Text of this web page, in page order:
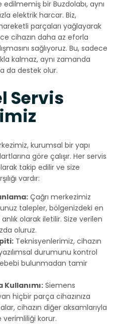
bir Buzdolabı, aynı
elektrik harcar. Biz,
parçaları yağlayarak
cihazın daha az eforla
sağlıyoruz. Bu, sadece
kalmaz, aynı zamanda
da destek olur.
Servis
kurumsal bir yapı
göre çalışır. Her servis
takip edilir ve size
vardır:
Çağrı merkezimiz
talepler, bölgenizdeki en
olarak iletilir. Size verilen
oluruz.
Teknisyenlerimiz, cihazın
durumunu kontrol
bulunmadan tamir
Kullanımı: Siemens
hiçbir parça cihazınıza
cihazın diğer aksamlarıyla
verimliliği korur.